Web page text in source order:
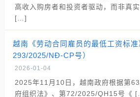
高收入购房者和投资者驱动，而非真
[…]
越南《劳动合同雇员的最低工资标准
293/2025/NĐ-CP号）
2026-01-04
2025年11月10日，越南政府根据第
府组织法》、第72/2025/QH15号《